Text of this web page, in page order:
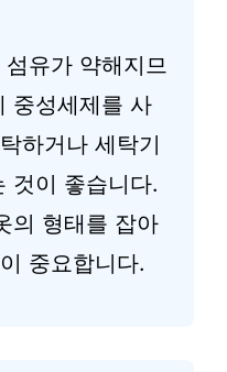
유가 약해지므
중성세제를 사
하거나 세탁기
것이 좋습니다.
의 형태를 잡아
중요합니다.